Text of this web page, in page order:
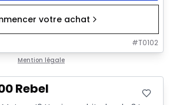
votre achat
#T0102
Mention légale
Rebel